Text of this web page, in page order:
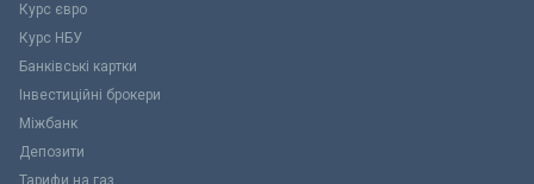
Курс євро
Курс НБУ
Банківські картки
Інвестиційні брокери
Міжбанк
Депозити
Тарифи на газ